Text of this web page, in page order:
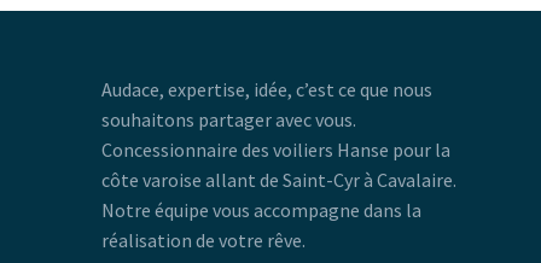
Audace, expertise, idée, c’est ce que nous
souhaitons partager avec vous.
Concessionnaire des voiliers Hanse pour la
côte varoise allant de Saint-Cyr à Cavalaire.
Notre équipe vous accompagne dans la
réalisation de votre rêve.